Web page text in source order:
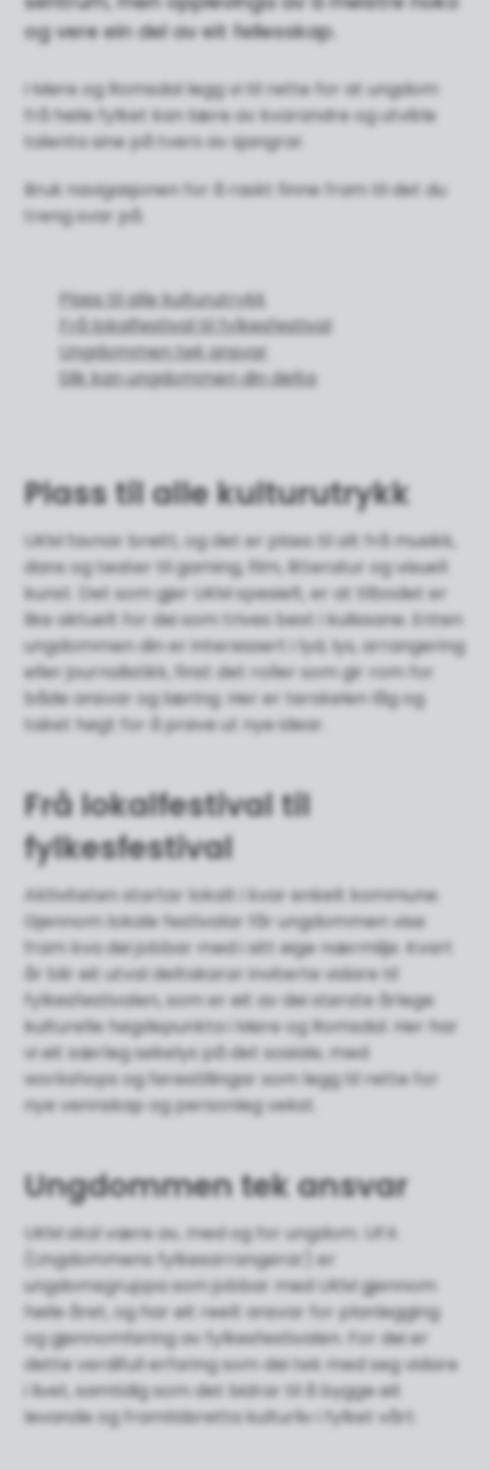
og vere ein del av eit fellesskap.
I Møre og Romsdal legg vi til rette for at ungdom
frå heile fylket kan lære av kvarandre og utvikle
talenta sine på tvers av sjangrar.
Bruk navigasjonen for å raskt finne fram til det du
treng svar på.
Plass til alle kulturutrykk
Frå lokalfestival til fylkesfestival
Ungdommen tek ansvar
Slik kan ungdommen din delta
Plass til alle kulturutrykk
UKM favnar breitt, og det er plass til alt frå musikk,
dans og teater til gaming, film, litteratur og visuell
kunst. Det som gjer UKM spesielt, er at tilbodet er
like aktuelt for dei som trives best i kulissane. Enten
ungdommen din er interessert i lyd, lys, arrangering
eller journalistikk, finst det roller som gir rom for
både ansvar og læring. Her er terskelen låg og
taket høgt for å prøve ut nye idear.
Frå lokalfestival til
fylkesfestival
Aktiviteten startar lokalt i kvar enkelt kommune.
Gjennom lokale festivalar får ungdommen vise
fram kva dei jobbar med i sitt eige nærmiljø. Kvart
år blir eit utval deltakarar inviterte vidare til
fylkesfestivalen, som er eit av dei største årlege
kulturelle høgdepunkta i Møre og Romsdal. Her har
vi eit særleg søkelys på det sosiale, med
workshops og førestillingar som legg til rette for
nye vennskap og personleg vekst.
Ungdommen tek ansvar
UKM skal være av, med og for ungdom. UFA
(Ungdommens fylkesarrangørar) er
ungdomsgruppa som jobbar med UKM gjennom
heile året, og har eit reelt ansvar for planlegging
og gjennomføring av fylkesfestivalen. For dei er
dette verdifull erfaring som dei tek med seg vidare
i livet, samtidig som det bidrar til å bygge eit
levande og framtidsretta kulturliv i fylket vårt.